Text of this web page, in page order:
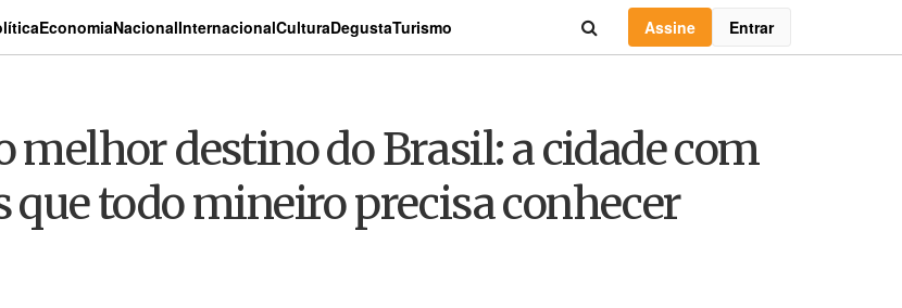
EconomiaNacionalInternacionalCulturaDegustaTurismo Assine Entrar
melhor destino do Brasil: a cidade com
que todo mineiro precisa conhecer